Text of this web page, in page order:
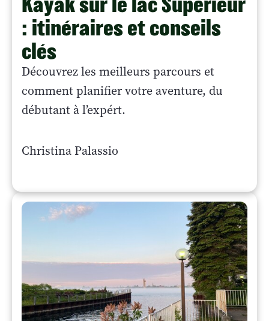
: itinéraires et conseils
clés
Découvrez les meilleurs parcours et
comment planifier votre aventure, du
débutant à l’expért.
Christina Palassio